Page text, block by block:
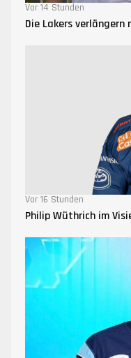
Vor 14 Stunden
Die Lakers
Vor 16 Stunden
Philip Wüthrich im